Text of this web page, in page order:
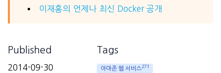
이재홍의 언제나 최신 Docker 공개
Published
2014-09-30
Tags
아마존 웹 서비스271